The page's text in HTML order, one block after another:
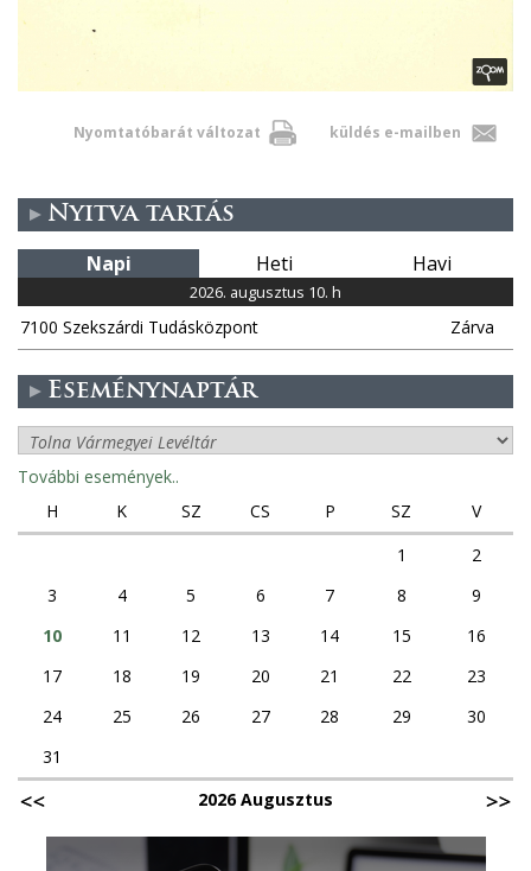
Nyomtatóbarát változat küldés e-mailben
Nyitva tartás
Napi Heti Havi
2026. augusztus 10. h
7100 Szekszárdi Tudásközpont Zárva
Eseménynaptár
További események..
H
K SZ CS P SZ
V
1
2
3
4 5 6 7 8
9
10
11 12 13 14 15
16
17
18 19 20 21 22
23
24
25 26 27 28 29
30
31
2026 Augusztus